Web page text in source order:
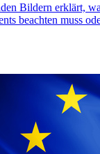
Bildern erklärt,
beachten muss